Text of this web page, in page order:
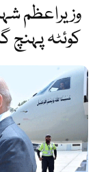
وزیراعظم
کوئٹہ پہنچ